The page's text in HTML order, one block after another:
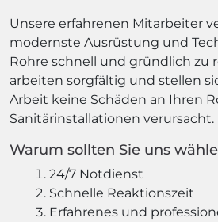
Unsere erfahrenen Mitarbeiter
modernste Ausrüstung und
Rohre schnell und gründlich zu
arbeiten sorgfältig und stellen
Arbeit keine Schäden an Ihren
Sanitärinstallationen verursacht.
Warum sollten Sie uns
24/7 Notdienst
Schnelle Reaktionszeit
Erfahrenes und